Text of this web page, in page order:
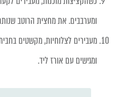
ומערבבים. את מחצית הרוטב
מעבירים לצלוחיות, מקשטים
ומגישים עם אורז ליד.